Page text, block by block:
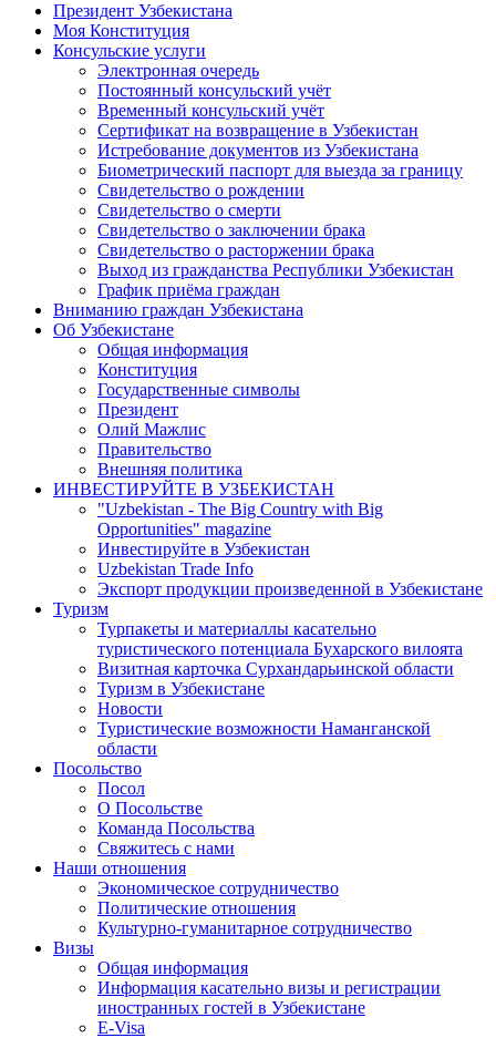
Президент Узбекистана
Моя Конституция
Консульские услуги
Электронная очередь
Постоянный консульский учёт
Временный консульский учёт
Сертификат на возвращение в Узбекистан
Истребование документов из Узбекистана
Биометрический паспорт для выезда за границу
Свидетельство о рождении
Свидетельство о смерти
Свидетельство о заключении брака
Свидетельство о расторжении брака
Выход из гражданства Республики Узбекистан
График приёма граждан
Вниманию граждан Узбекистана
Об Узбекистане
Общая информация
Конституция
Государственные символы
Президент
Олий Мажлис
Правительство
Внешняя политика
ИНВЕСТИРУЙТЕ В УЗБЕКИСТАН
"Uzbekistan - The Big Country with Big
Opportunities" magazine
Инвестируйте в Узбекистан
Uzbekistan Trade Info
Экспорт продукции произведенной в Узбекистане
Туризм
Турпакеты и материаллы касательно
туристического потенциала Бухарского вилоята
Визитная карточка Сурхандарьинской области
Туризм в Узбекистане
Новости
Туристические возможности Наманганской
области
Посольство
Посол
О Посольстве
Команда Посольства
Свяжитесь с нами
Наши отношения
Экономическое сотрудничество
Политические отношения
Культурно-гуманитарное сотрудничество
Визы
Общая информация
Информация касательно визы и регистрации
иностранных гостей в Узбекистане
E-Visa